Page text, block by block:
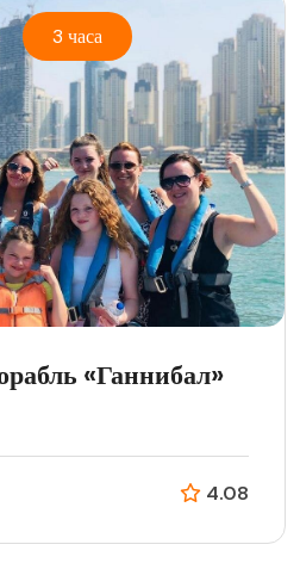
3 часа
«Ганнибал»
4.08